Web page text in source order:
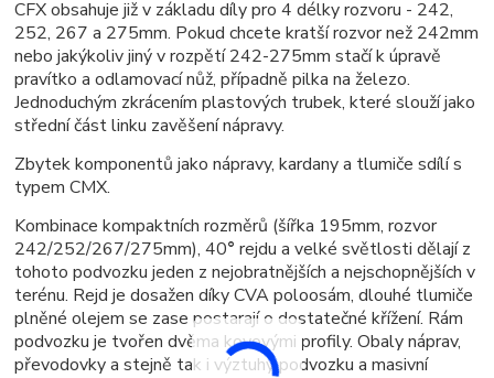
CFX obsahuje již v základu díly pro 4 délky rozvoru - 242,
252, 267 a 275mm. Pokud chcete kratší rozvor než 242mm
nebo jakýkoliv jiný v rozpětí 242-275mm stačí k úpravě
pravítko a odlamovací nůž, případně pilka na železo.
Jednoduchým zkrácením plastových trubek, které slouží jako
střední část linku zavěšení nápravy.
Zbytek komponentů jako nápravy, kardany a tlumiče sdílí s
typem CMX.
Kombinace kompaktních rozměrů (šířka 195mm, rozvor
242/252/267/275mm), 40° rejdu a velké světlosti dělají z
tohoto podvozku jeden z nejobratnějších a nejschopnějších v
terénu. Rejd je dosažen díky CVA poloosám, dlouhé tlumiče
plněné olejem se zase postarají o dostatečné křížení. Rám
podvozku je tvořen dvěma kovovými profily. Obaly náprav,
převodovky a stejně tak i výztuhy podvozku a masivní